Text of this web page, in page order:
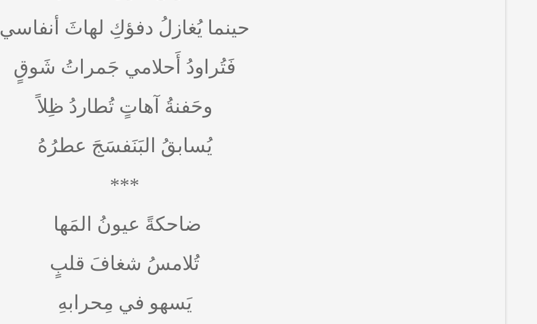
حينما يُغازلُ دفؤكِ لهاثَ أنفاسي
فَتُراودُ أَحلامي جَمراتُ شَوقٍ
وحَفنةُ آهاتٍ تُطاردُ ظِلاً
يُسابقُ البَنَفسَجَ عطرُهُ
***
ضاحكةً عيونُ المَها
تُلامسُ شغافَ قلبٍ
يَسهو في مِحرابهِ